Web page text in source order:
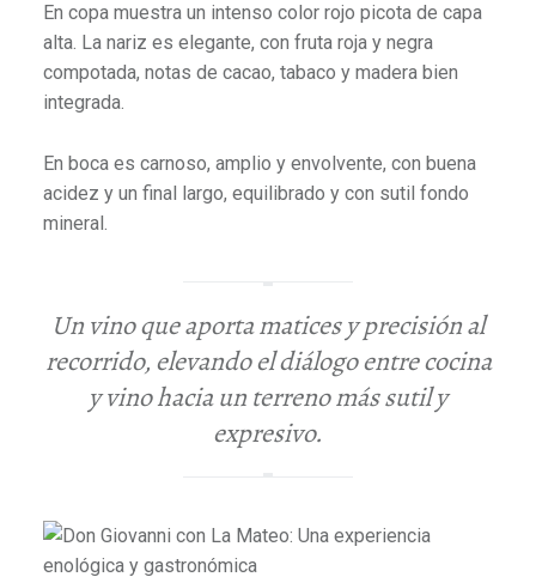
En copa muestra un intenso color rojo picota de capa
alta. La nariz es elegante, con fruta roja y negra
compotada, notas de cacao, tabaco y madera bien
integrada.
En boca es carnoso, amplio y envolvente, con buena
acidez y un final largo, equilibrado y con sutil fondo
mineral.
Un vino que aporta matices y precisión al
recorrido, elevando el diálogo entre cocina
y vino hacia un terreno más sutil y
expresivo.